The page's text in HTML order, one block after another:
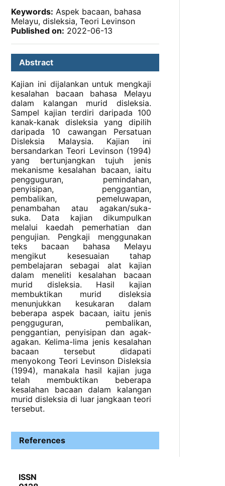
Keywords: Aspek bacaan, bahasa
Melayu, disleksia, Teori Levinson
Published on: 2022-06-13
Abstract
Kajian ini dijalankan untuk mengkaji
kesalahan bacaan bahasa Melayu
dalam kalangan murid disleksia.
Sampel kajian terdiri daripada 100
kanak-kanak disleksia yang dipilih
daripada 10 cawangan Persatuan
Disleksia Malaysia. Kajian ini
bersandarkan Teori Levinson (1994)
yang bertunjangkan tujuh jenis
mekanisme kesalahan bacaan, iaitu
pengguguran, pemindahan,
penyisipan, penggantian,
pembalikan, pemeluwapan,
penambahan atau agakan/suka-
suka. Data kajian dikumpulkan
melalui kaedah pemerhatian dan
pengujian. Pengkaji menggunakan
teks bacaan bahasa Melayu
mengikut kesesuaian tahap
pembelajaran sebagai alat kajian
dalam meneliti kesalahan bacaan
murid disleksia. Hasil kajian
membuktikan murid disleksia
menunjukkan kesukaran dalam
beberapa aspek bacaan, iaitu jenis
pengguguran, pembalikan,
penggantian, penyisipan dan agak-
agakan. Kelima-lima jenis kesalahan
bacaan tersebut didapati
menyokong Teori Levinson Disleksia
(1994), manakala hasil kajian juga
telah membuktikan beberapa
kesalahan bacaan dalam kalangan
murid disleksia di luar jangkaan teori
tersebut.
References
ISSN